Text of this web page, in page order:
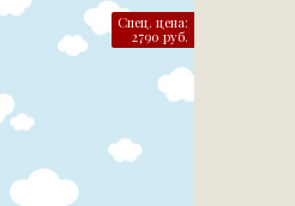
Спец. цена:
2790 руб.